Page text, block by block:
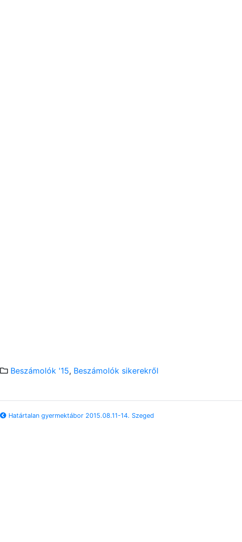
Beszámolók '15, Beszámolók sikerekről
Határtalan gyermektábor 2015.08.11-14. Szeged